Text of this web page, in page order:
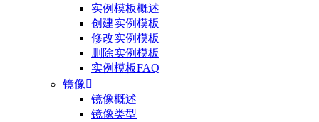
实例模板概述
创建实例模板
修改实例模板
删除实例模板
实例模板FAQ
镜像
镜像概述
镜像类型